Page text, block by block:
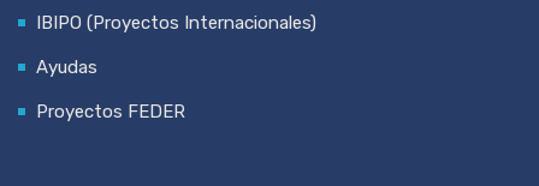
IBIPO (Proyectos Internacionales)
Ayudas
Proyectos FEDER